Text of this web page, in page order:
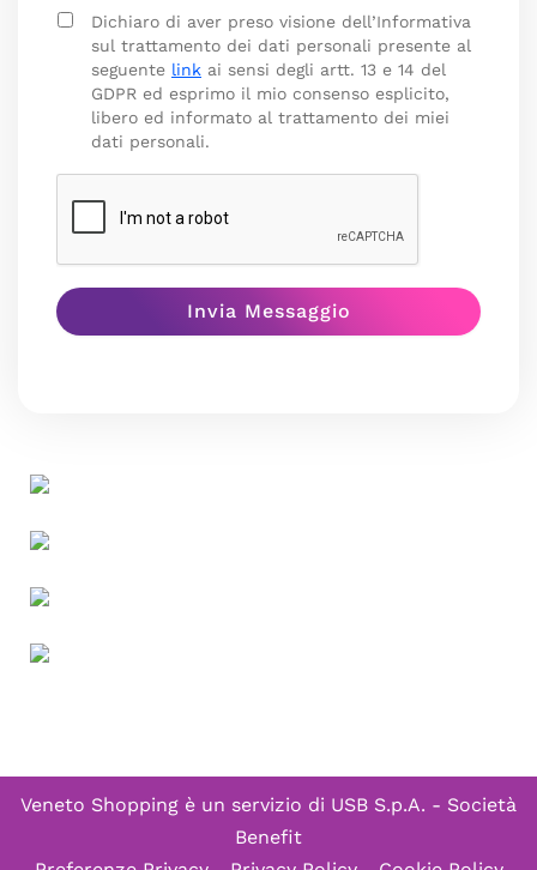
Dichiaro di aver preso visione dell’Informativa
sul trattamento dei dati personali presente al
seguente link ai sensi degli artt. 13 e 14 del
GDPR ed esprimo il mio consenso esplicito,
libero ed informato al trattamento dei miei
dati personali.
Veneto Shopping è un servizio di USB S.p.A. - Società
Benefit